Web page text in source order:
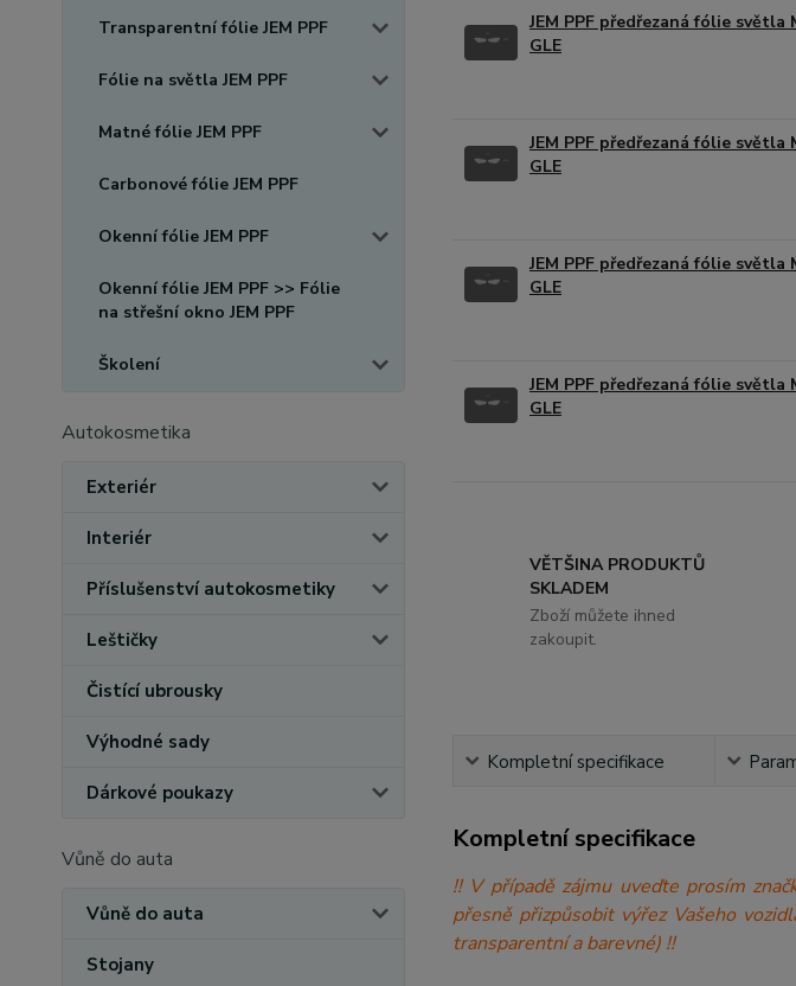
Transparentní fólie JEM PPF
Fólie na světla JEM PPF
Matné fólie JEM PPF
Carbonové fólie JEM PPF
Okenní fólie JEM PPF
Okenní fólie JEM PPF >> Fólie
na střešní okno JEM PPF
Školení
Autokosmetika
Exteriér
Interiér
Příslušenství autokosmetiky
Leštičky
Čistící ubrousky
Výhodné sady
Dárkové poukazy
Vůně do auta
Vůně do auta
Stojany
JEM PPF předřezaná fólie světla
GLE
JEM PPF předřezaná fólie světla
GLE
JEM PPF předřezaná fólie světla
GLE
JEM PPF předřezaná fólie světla
GLE
VĚTŠINA PRODUKTŮ
SKLADEM
Zboží můžete ihned
zakoupit.
Kompletní specifikace
Kompletní specifikace
!! V případě zájmu uveďte prosím
přesně přizpůsobit výřez Vašeho
transparentní a barevné) !!